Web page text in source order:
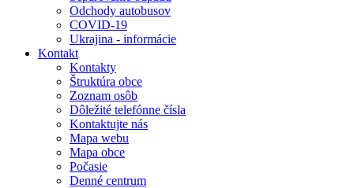
Odchody autobusov
COVID-19
Ukrajina - informácie
Kontakt
Kontakty
Štruktúra obce
Zoznam osôb
Dôležité telefónne čísla
Kontaktujte nás
Mapa webu
Mapa obce
Počasie
Denné centrum